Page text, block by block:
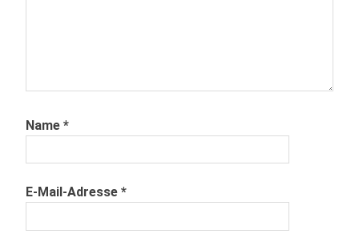
Name *
E-Mail-Adresse *